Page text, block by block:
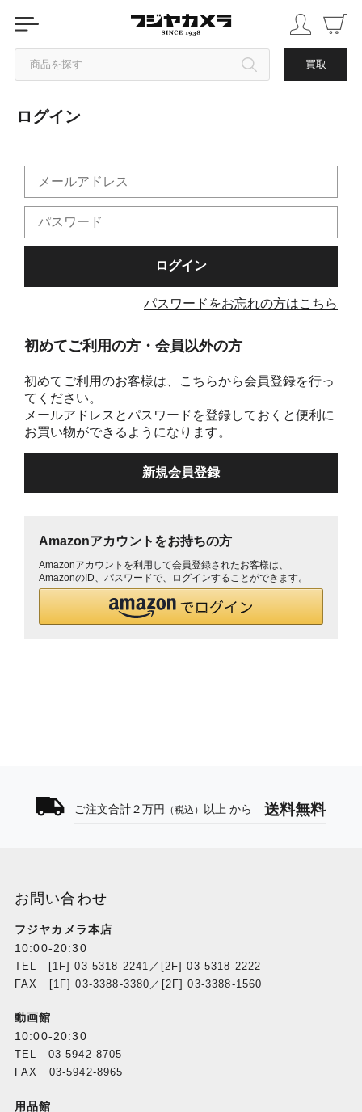
商品を探す 買取
カテゴリから探す
中古品を探す
ログイン
パスワードをお忘れの方はこちら
初めてご利用の方・会員以外の方
初めてご利用のお客様は、こちらから会員登録を行っ
てください。
メールアドレスとパスワードを登録しておくと便利に
お買い物ができるようになります。
Amazonアカウントをお持ちの方
Amazonアカウントを利用して会員登録されたお客様は、
AmazonのID、パスワードで、ログインすることができます。
ご注文合計２万円 （税込） 以上 から 送料無料
お問い合わせ
フジヤカメラ本店
10:00-20:30
TEL [1F] 03-5318-2241／[2F] 03-5318-2222
FAX [1F] 03-3388-3380／[2F] 03-3388-1560
動画館
10:00-20:30
TEL 03-5942-8705
FAX 03-5942-8965
用品館